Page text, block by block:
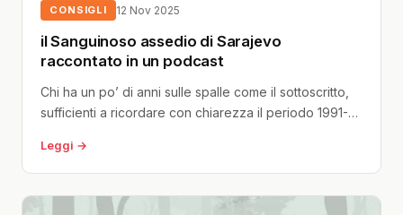
CONSIGLI 12 Nov 2025
il Sanguinoso assedio di Sarajevo
raccontato in un podcast
Chi ha un po’ di anni sulle spalle come il sottoscritto,
sufficienti a ricordare con chiarezza il periodo 1991-
Leggi →